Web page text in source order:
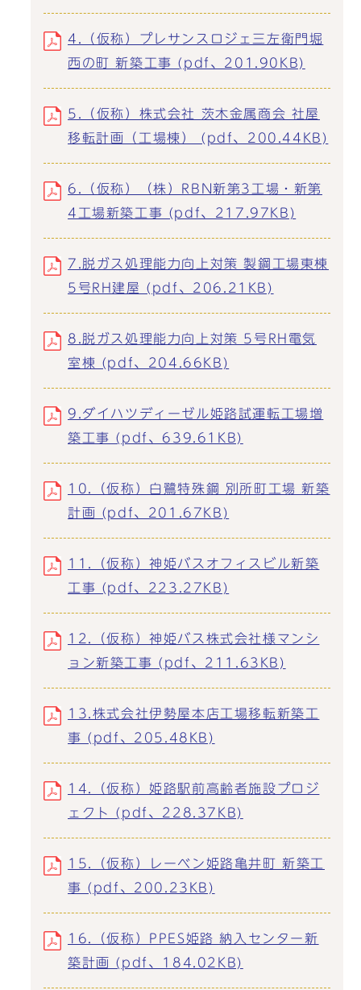
4.（仮称）プレサンスロジェ三左衛門堀
西の町 新築工事 (pdf、201.90KB)
5.（仮称）株式会社 茨木金属商会 社屋
移転計画（工場棟） (pdf、200.44KB)
6.（仮称）（株）RBN新第3工場・新第
4工場新築工事 (pdf、217.97KB)
7.脱ガス処理能力向上対策 製鋼工場東棟
5号RH建屋 (pdf、206.21KB)
8.脱ガス処理能力向上対策 5号RH電気
室棟 (pdf、204.66KB)
9.ダイハツディーゼル姫路試運転工場増
築工事 (pdf、639.61KB)
10.（仮称）白鷺特殊鋼 別所町工場 新築
計画 (pdf、201.67KB)
11.（仮称）神姫バスオフィスビル新築
工事 (pdf、223.27KB)
12.（仮称）神姫バス株式会社様マンシ
ョン新築工事 (pdf、211.63KB)
13.株式会社伊勢屋本店工場移転新築工
事 (pdf、205.48KB)
14.（仮称）姫路駅前高齢者施設プロジ
ェクト (pdf、228.37KB)
15.（仮称）レーベン姫路亀井町 新築工
事 (pdf、200.23KB)
16.（仮称）PPES姫路 納入センター新
築計画 (pdf、184.02KB)